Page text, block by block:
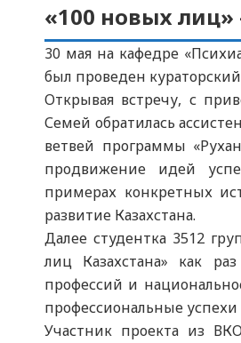
«100 новых
30 мая на кафедре
был проведен
Открывая встречу, с
Семей обратилась
ветвей программы
продвижение идей
примерах конкретных
развитие Казахстана.
Далее студентка 3512
лиц Казахстана» как
профессий и
профессиональные
Участник проекта из